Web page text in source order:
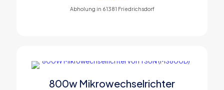
Abholung in 61381 Friedrichsdorf
800w Mikrowechselrichter